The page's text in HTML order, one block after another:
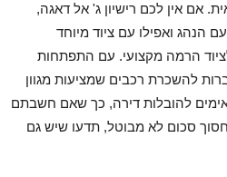
אם אין לכם רישיון ג' אל דאגה,
הנהג ואפילו עם ציוד מיוחד
הרמה מקצועי. עם התפתחות
להשכרת רכבים שמציעות מגוון
להובלות דירה, כך שאם חשבתם
סכום לא מבוטל, תדעו שיש גם